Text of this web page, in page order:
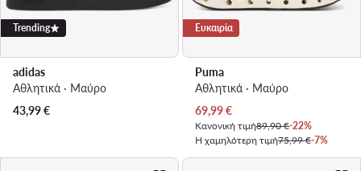
Trending
adidas
Αθλητικά · Μαύρο
43,99€
Ευκαιρία
Puma
Αθλητικά · Μαύρο
Τρέχουσα τιμή
69,99€
Κανονική τιμή89,90 €-22%
Η χαμηλότερη τιμή75,99 €-7%